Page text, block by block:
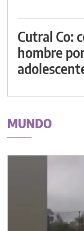
Cutral Co:
hombre
MUNDO